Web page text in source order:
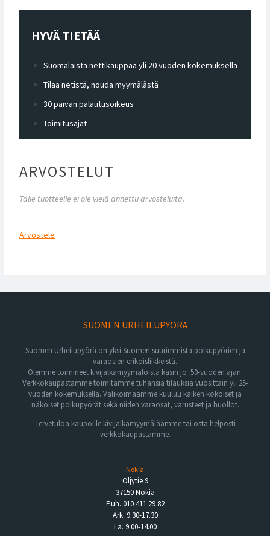
HYVÄ TIETÄÄ
Suomalaista nettikauppaa yli 20 vuoden kokemuksella
Tilaa netistä, nouda myymälästä
30 päivän palautusoikeus
Toimitusajat
ARVOSTELUT
Tälle tuotteelle ei ole vielä annettu arvosteluita.
Arvostele
SUOMEN URHEILUPYÖRÄ
Suomen Urheilupyörä on yksi Suomen suurimmista polkupyörien ja
varaosien erikoisliikkeistä.
Olemme toimineet kivijalkamyymälöistä käsin jo 50-vuoden ajan.
Verkkokaupastamme toimitamme tuhansia tilauksia vuosittain yli 25-
vuoden kokemuksella. Valikoimaamme kuuluu kaiken kokoiset ja
näköiset polkupyörät sekä niiden varaosat, varusteet ja huollot.
Tervetuloa kaupoille kivijalkamyymäläämme tai osta helposti
verkkokaupastamme.
Nokia
Öljytie 9
37150 Nokia
Puh. 010 411 29 82
Ark. 9.30-17.30
La. 9.00-14.00